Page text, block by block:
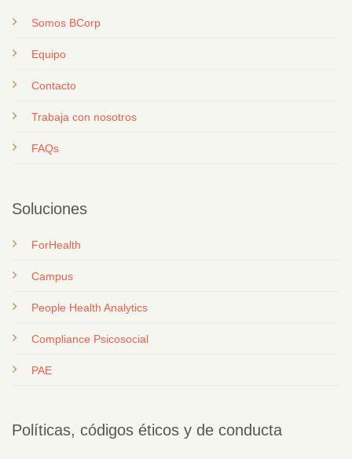
Somos BCorp
Equipo
Contacto
Trabaja con nosotros
FAQs
Soluciones
ForHealth
Campus
People Health Analytics
Compliance Psicosocial
PAE
Políticas, códigos éticos y de conducta